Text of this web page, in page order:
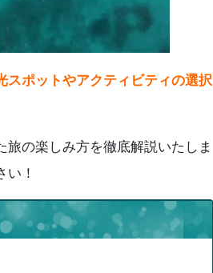
スポットやアクティビティの選択
の楽しみ方を徹底解説いたしま
！